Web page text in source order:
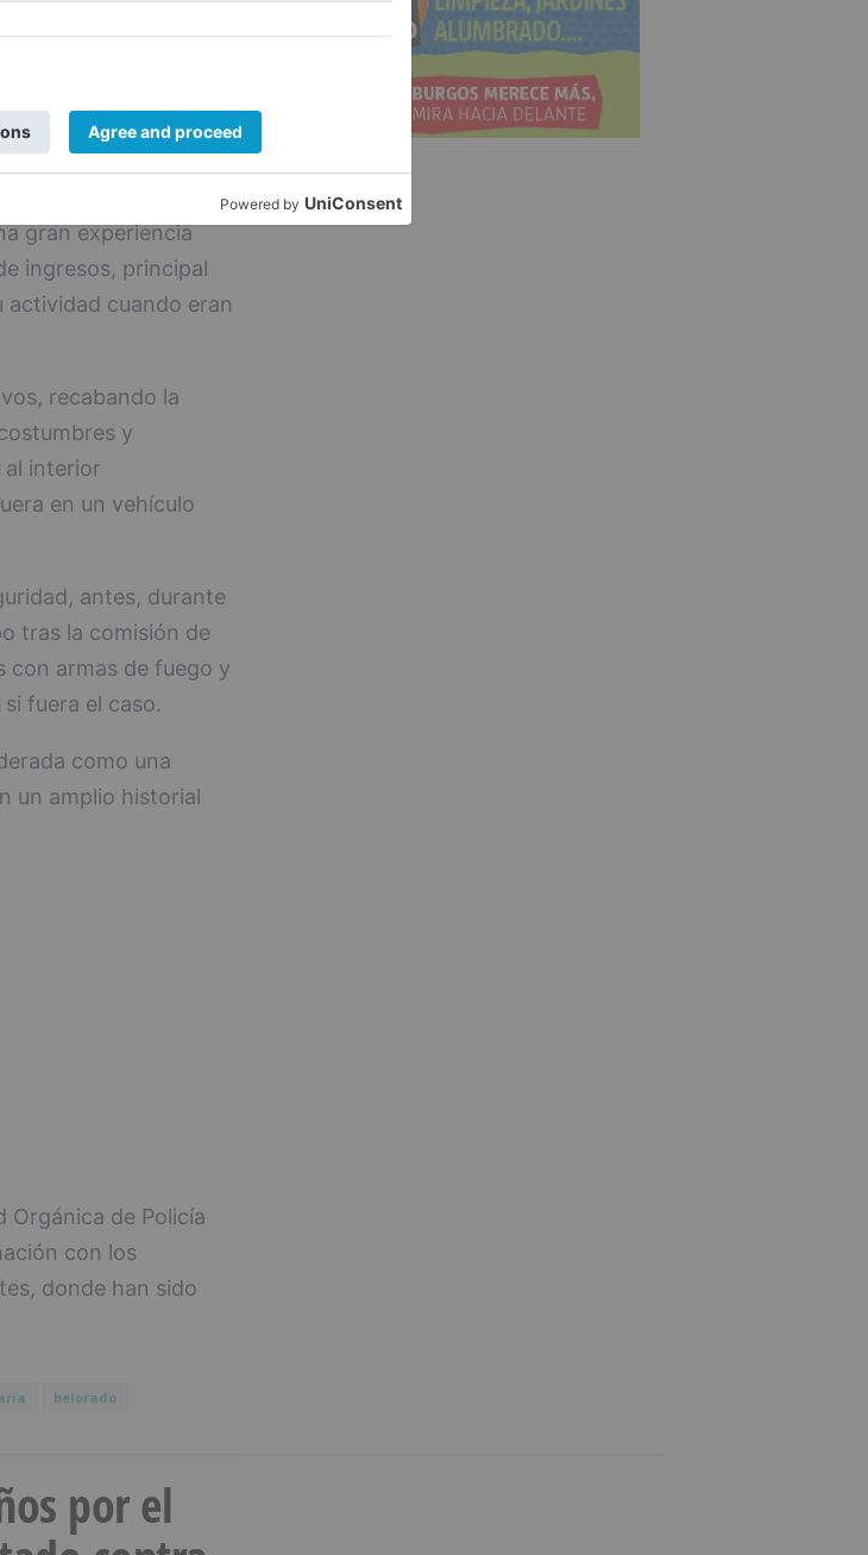
al pensar que
de
los autores.
tenía una alta
gran experiencia
ingresos, principal
actividad cuando eran
recabando la
y
al interior
en un vehículo
antes, durante
tras la comisión de
con armas de fuego y
fuera el caso.
como una
un amplio historial
Orgánica de Policía
con los
donde han sido
belorado
por el